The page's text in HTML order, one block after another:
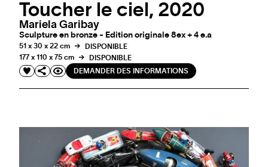
Toucher le ciel, 2020
Mariela Garibay
Sculpture en bronze - Edition originale 8ex + 4 e.a
51 x 30 x 22 cm
DISPONIBLE
177 x 110 x 75 cm
DISPONIBLE
DEMANDER DES INFORMATIONS